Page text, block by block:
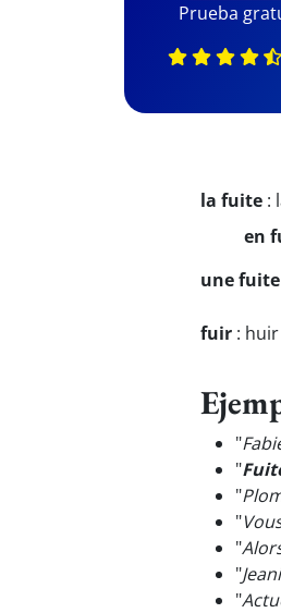
Prueba
la fuite :
en
une
fuir : huir
"
"
"
"
"
"
"